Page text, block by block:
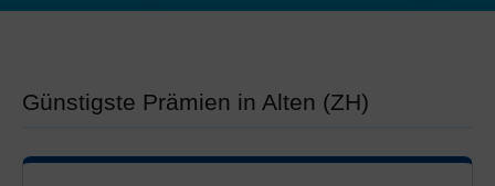
Günstigste Prämien in Alten (ZH)